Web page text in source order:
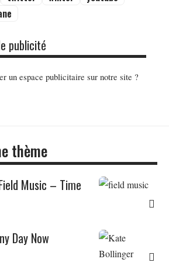
publicité
un espace publicitaire sur notre site ?
thème
Music – Time
Day Now